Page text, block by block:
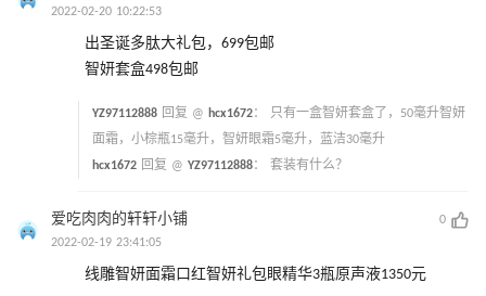
2022-02-20 10:22:53
出圣诞多肽大礼包，699包邮
智妍套盒498包邮
YZ97112888 回复 @ hcx1672： 只有一盒智妍套盒了，50毫升智妍
面霜，小棕瓶15毫升，智妍眼霜5毫升，蓝洁30毫升
hcx1672 回复 @ YZ97112888： 套装有什么？
爱吃肉肉的轩轩小铺
0
2022-02-19 23:41:05
线雕智妍面霜口红智妍礼包眼精华3瓶原声液1350元